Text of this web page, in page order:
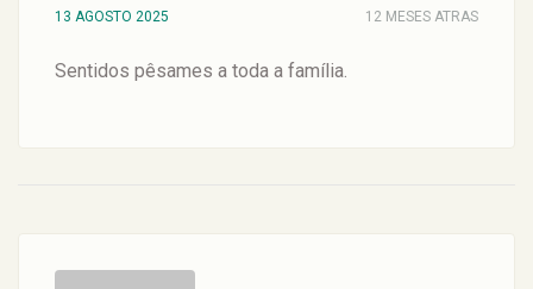
13 AGOSTO 2025 12 MESES ATRAS
Sentidos pêsames a toda a família.